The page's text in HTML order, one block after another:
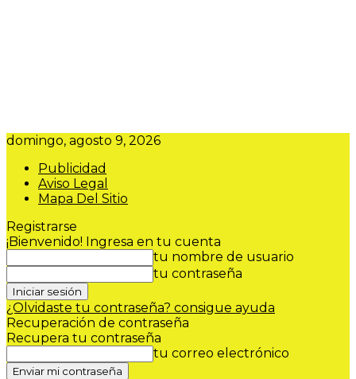
domingo, agosto 9, 2026
Publicidad
Aviso Legal
Mapa Del Sitio
Registrarse
¡Bienvenido! Ingresa en tu cuenta
tu nombre de usuario
tu contraseña
¿Olvidaste tu contraseña? consigue ayuda
Recuperación de contraseña
Recupera tu contraseña
tu correo electrónico